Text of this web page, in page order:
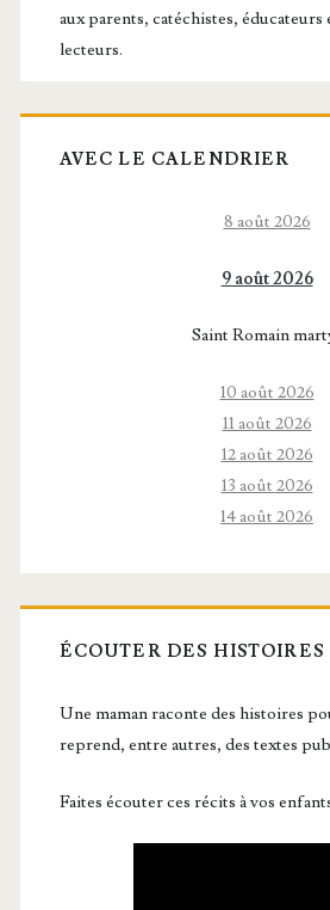
aux parents, catéchistes, éducateurs
lecteurs.
AVEC LE CALENDRIER
8 août 2026
9 août 2026
Saint Romain
10 août 2026
11 août 2026
12 août 2026
13 août 2026
14 août 2026
ÉCOUTER DES HISTOIRES
Une maman raconte des histoires
reprend, entre autres, des textes
Faites écouter ces récits à vos